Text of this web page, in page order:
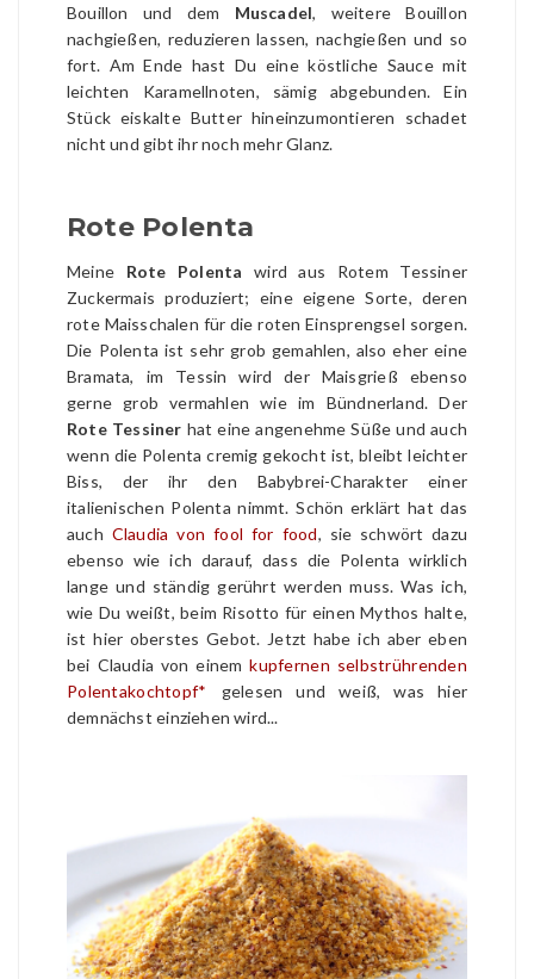
Bouillon und dem Muscadel, weitere Bouillon
nachgießen, reduzieren lassen, nachgießen und so
fort. Am Ende hast Du eine köstliche Sauce mit
leichten Karamellnoten, sämig abgebunden. Ein
Stück eiskalte Butter hineinzumontieren schadet
nicht und gibt ihr noch mehr Glanz.
Rote Polenta
Meine Rote Polenta wird aus Rotem Tessiner
Zuckermais produziert; eine eigene Sorte, deren
rote Maisschalen für die roten Einsprengsel sorgen.
Die Polenta ist sehr grob gemahlen, also eher eine
Bramata, im Tessin wird der Maisgrieß ebenso
gerne grob vermahlen wie im Bündnerland. Der
Rote Tessiner hat eine angenehme Süße und auch
wenn die Polenta cremig gekocht ist, bleibt leichter
Biss, der ihr den Babybrei-Charakter einer
italienischen Polenta nimmt. Schön erklärt hat das
auch Claudia von fool for food, sie schwört dazu
ebenso wie ich darauf, dass die Polenta wirklich
lange und ständig gerührt werden muss. Was ich,
wie Du weißt, beim Risotto für einen Mythos halte,
ist hier oberstes Gebot. Jetzt habe ich aber eben
bei Claudia von einemkupfernen selbstrührenden
Polentakochtopf* gelesen und weiß, was hier
demnächst einziehen wird...